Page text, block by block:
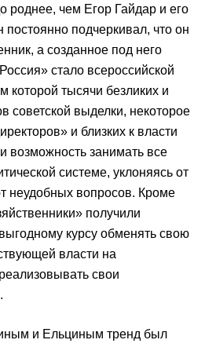
роднее, чем Егор Гайдар и его
подчеркивал, что он
а созданное под него
стало всероссийской
тысячи безликих и
советской выделки, некоторое
и близких к власти
возможность занимать все
системе, уклоняясь от
неудобных вопросов. Кроме
получили
курсу обменять свою
власти на
свои
и Ельциным тренд был